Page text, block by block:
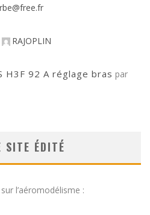
RAJOPLIN
H3F 92 A réglage bras par
SITE ÉDITÉ
l’aéromodélisme :